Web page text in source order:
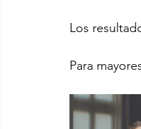
Los
Para